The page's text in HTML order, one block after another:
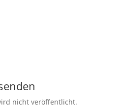
nicht veröffentlicht.